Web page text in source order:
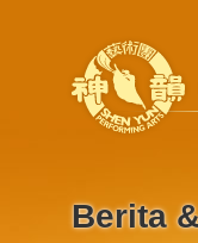
Berita